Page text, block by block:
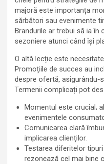
majoră este importanța
sărbători sau evenimente
Brandurile ar trebui să ia în
sezoniere atunci când își
O altă lecție este
Promoțiile de succes au
despre ofertă, asigurându-
Termenii complicați pot
Momentul este crucial;
evenimentele
Comunicarea clară
implicarea clienților.
Testarea diferitelor
rezonează cel mai bine